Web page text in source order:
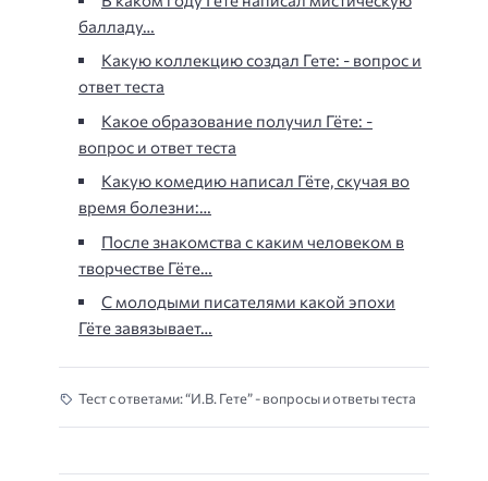
балладу…
Какую коллекцию создал Гете: - вопрос и
ответ теста
Какое образование получил Гёте: -
вопрос и ответ теста
Какую комедию написал Гёте, скучая во
время болезни:…
После знакомства с каким человеком в
творчестве Гёте…
С молодыми писателями какой эпохи
Гёте завязывает…
Тест с ответами: “И.В. Гете” - вопросы и ответы теста